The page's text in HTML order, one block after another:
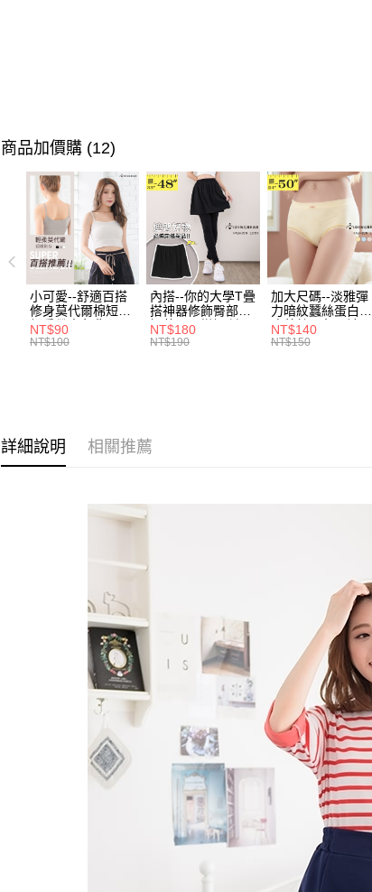
商品加價購 (12)
小可愛--舒適百搭
修身莫代爾棉短版
細肩帶素色背心
(白.黑.灰L-2L)-
NT$90
NT$100
內搭--你的大學T疊
搭神器修飾臀部下
擺萬用內搭裙/遮臀
裙(黑2L-6L)-Q155
NT$180
NT$190
加大尺碼--淡雅彈
力暗紋蠶絲蛋白無
痕蕾絲三角內褲
(白.粉.藍.黃XL-
NT$140
NT$150
詳細說明 相關推薦